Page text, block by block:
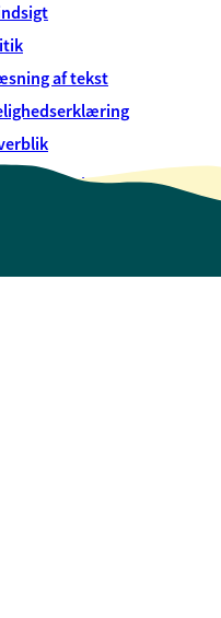
af tekst
Oversigt over